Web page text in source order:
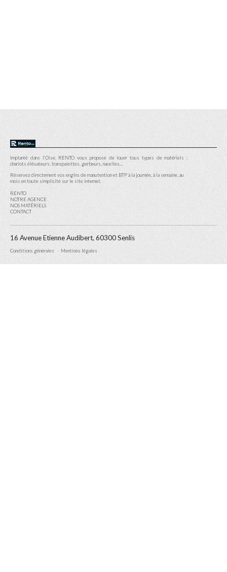
Implanté dans l’Oise, RENTO vous propose de louer tous types de matériels :
chariots élévateurs, transpalettes, gerbeurs, nacelles…
Réservez directement vos engins de manutention et BTP à la journée, à la semaine, au
mois en toute simplicité sur le site internet.
RENTO
NOTRE AGENCE
NOS MATÉRIELS
CONTACT
16 Avenue Etienne Audibert, 60300 Senlis
Conditions générales Mentions légales